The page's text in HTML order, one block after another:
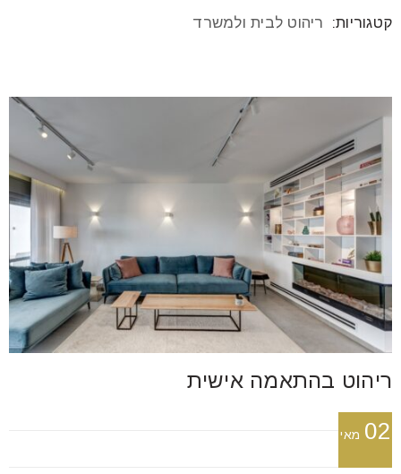
קטגוריות: ריהוט לבית ולמשרד
ריהוט בהתאמה אישית
02 מאי